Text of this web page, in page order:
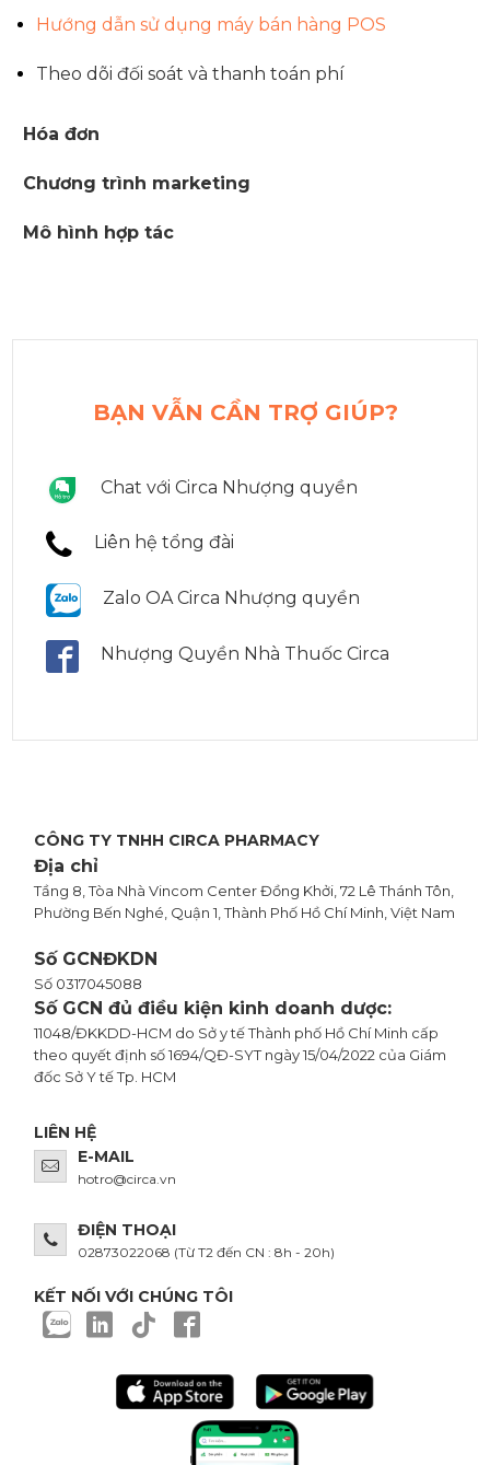
Hướng dẫn sử dụng máy bán hàng POS
Theo dõi đối soát và thanh toán phí
Hóa đơn
Chương trình marketing
Mô hình hợp tác
BẠN VẪN CẦN TRỢ GIÚP?
Chat với Circa Nhượng quyền
Liên hệ tổng đài
Zalo OA Circa Nhượng quyền
Nhượng Quyền Nhà Thuốc Circa
CÔNG TY TNHH CIRCA PHARMACY
Địa chỉ
Tầng 8, Tòa Nhà Vincom Center Đồng Khởi, 72 Lê Thánh Tôn,
Phường Bến Nghé, Quận 1, Thành Phố Hồ Chí Minh, Việt Nam
Số GCNĐKDN
Số 0317045088
Số GCN đủ điều kiện kinh doanh dược:
11048/ĐKKDD-HCM do Sở y tế Thành phố Hồ Chí Minh cấp
theo quyết định số 1694/QĐ-SYT ngày 15/04/2022 của Giám
đốc Sở Y tế Tp. HCM
LIÊN HỆ
E-MAIL
hotro@circa.vn
ĐIỆN THOẠI
02873022068 (Từ T2 đến CN : 8h - 20h)
KẾT NỐI VỚI CHÚNG TÔI